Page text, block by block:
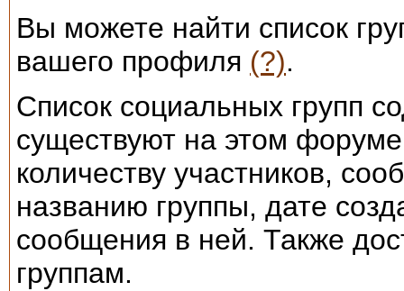
Вы можете найти список
вашего профиля (?).
Список социальных групп
существуют на этом
количеству участников,
названию группы, дате
сообщения в ней. Также
группам.